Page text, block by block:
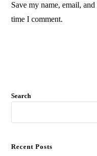
Save my name, email,
time I comment.
Search
Recent Posts